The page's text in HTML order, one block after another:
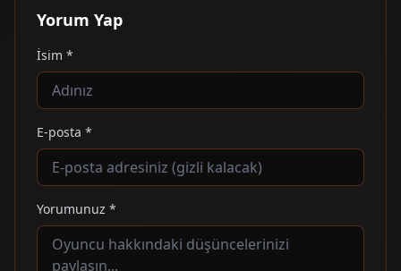
Yorum Yap
İsim *
E-posta *
Yorumunuz *